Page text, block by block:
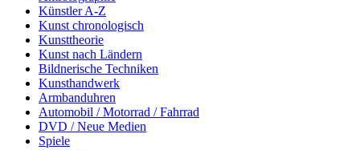
Künstler A-Z
Kunst chronologisch
Kunsttheorie
Kunst nach Ländern
Bildnerische Techniken
Kunsthandwerk
Armbanduhren
Automobil / Motorrad / Fahrrad
DVD / Neue Medien
Spiele